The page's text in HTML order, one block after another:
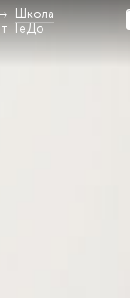
Школа
ТеДо